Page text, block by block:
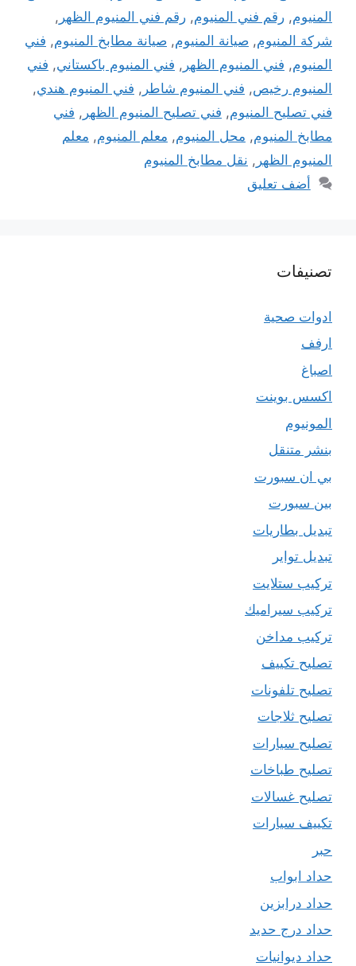
المنيوم, رقم فني المنيوم, رقم فني المنيوم الظهر ,
شركة المنيوم, صيانة المنيوم, صيانة مطابخ المنيوم, فني
المنيوم, فني المنيوم الظهر , فني المنيوم باكستاني, فني
المنيوم رخيص, فني المنيوم شاطر , فني المنيوم هندي,
فني تصليح المنيوم, فني تصليح المنيوم الظهر , فني
مطابخ المنيوم, محل المنيوم, معلم المنيوم, معلم
المنيوم الظهر , نقل مطابخ المنيوم
أضف تعليق
تصنيفات
ادوات صحية
ارفف
اصباغ
اكسس بوينت
المونيوم
بنشر متنقل
بي ان سبورت
بين سبورت
تبديل بطاريات
تبديل تواير
تركيب ستلايت
تركيب سيراميك
تركيب مداخن
تصليح تكييف
تصليح تلفونات
تصليح ثلاجات
تصليح سيارات
تصليح طباخات
تصليح غسالات
تكييف سيارات
حبر
حداد ابواب
حداد درابزين
حداد درج حديد
حداد ديوانيات